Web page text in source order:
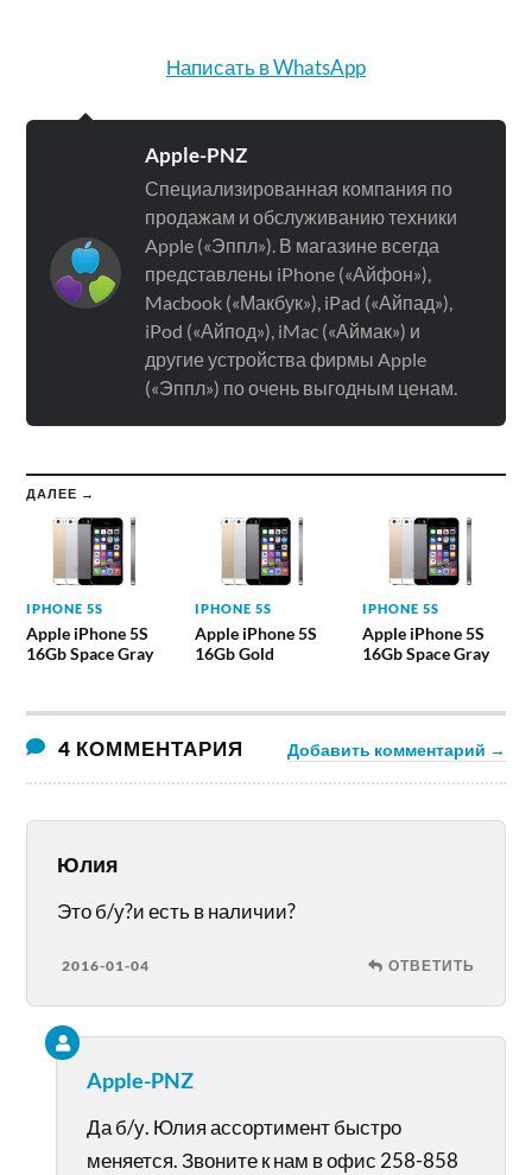
Написать в WhatsApp
Apple-PNZ
Специализированная компания по
продажам и обслуживанию техники
Apple («Эппл»). В магазине всегда
представлены iPhone («Айфон»),
Macbook («Макбук»), iPad («Айпад»),
iPod («Айпод»), iMac («Аймак») и
другие устройства фирмы Apple
(«Эппл») по очень выгодным ценам.
ДАЛЕЕ →
IPHONE 5S
Apple iPhone 5S
16Gb Space Gray
IPHONE 5S
Apple iPhone 5S
16Gb Gold
IPHONE 5S
Apple iPhone 5S
16Gb Space Gray
4 КОММЕНТАРИЯ Добавить комментарий →
Юлия
Это б/у?и есть в наличии?
2016-01-04 ОТВЕТИТЬ
Apple-PNZ
Да б/у. Юлия ассортимент быстро
меняется. Звоните к нам в офис 258-858